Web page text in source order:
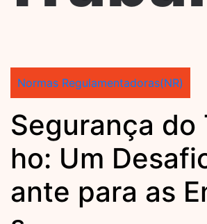
Normas Regulamentadoras(NR)
Segurança do
ho: Um
ante para as